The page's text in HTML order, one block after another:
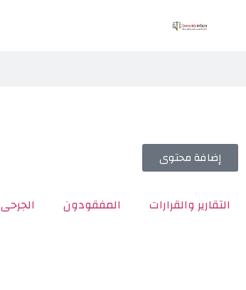
إضافة محتوى
التقارير والقرارات المفقودون الجرحى